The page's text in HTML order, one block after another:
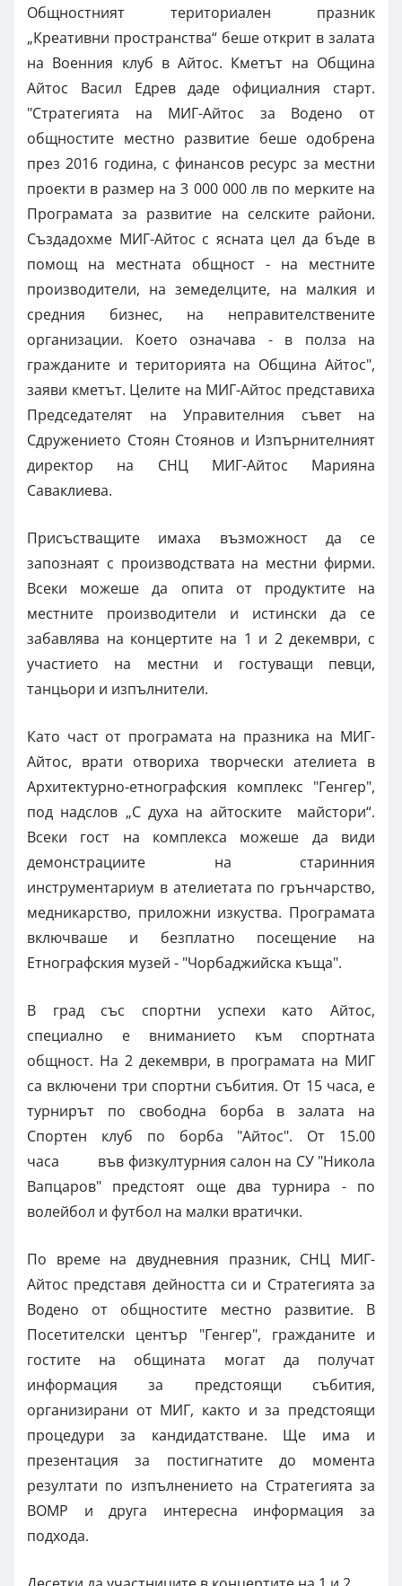
Общностният териториален празник
„Креативни пространства“ беше открит в залата
на Военния клуб в Айтос. Кметът на Община
Айтос Васил Едрев даде официалния старт.
"Стратегията на МИГ-Айтос за Водено от
общностите местно развитие беше одобрена
през 2016 година, с финансов ресурс за местни
проекти в размер на 3 000 000 лв по мерките на
Програмата за развитие на селските райони.
Създадохме МИГ-Айтос с ясната цел да бъде в
помощ на местната общност - на местните
производители, на земеделците, на малкия и
средния бизнес, на неправителствените
организации. Което означава - в полза на
гражданите и територията на Община Айтос",
заяви кметът. Целите на МИГ-Айтос представиха
Председателят на Управителния съвет на
Сдружението Стоян Стоянов и Изпърнителният
директор на СНЦ МИГ-Айтос Марияна
Саваклиева.
Присъстващите имаха възможност да се
запознаят с производствата на местни фирми.
Всеки можеше да опита от продуктите на
местните производители и истински да се
забавлява на концертите на 1 и 2 декември, с
участието на местни и гостуващи певци,
танцьори и изпълнители.
Като част от програмата на празника на МИГ-
Айтос, врати отвориха творчески ателиета в
Архитектурно-етнографския комплекс "Генгер",
под надслов „С духа на айтоските майстори“.
Всеки гост на комплекса можеше да види
демонстрациите на старинния
инструментариум в ателиетата по грънчарство,
медникарство, приложни изкуства. Програмата
включваше и безплатно посещение на
Етнографския музей - "Чорбаджийска къща".
В град със спортни успехи като Айтос,
специално е вниманието към спортната
общност. На 2 декември, в програмата на МИГ
са включени три спортни събития. От 15 часа, е
турнирът по свободна борба в залата на
Спортен клуб по борба "Айтос". От 15.00
часа във физкултурния салон на СУ "Никола
Вапцаров" предстоят още два турнира - по
волейбол и футбол на малки вратички.
По време на двудневния празник, СНЦ МИГ-
Айтос представя дейността си и Стратегията за
Водено от общностите местно развитие. В
Посетителски център "Генгер", гражданите и
гостите на общината могат да получат
информация за предстоящи събития,
организирани от МИГ, както и за предстоящи
процедури за кандидатстване. Ще има и
презентация за постигнатите до момента
резултати по изпълнението на Стратегията за
ВОМР и друга интересна информация за
подхода.